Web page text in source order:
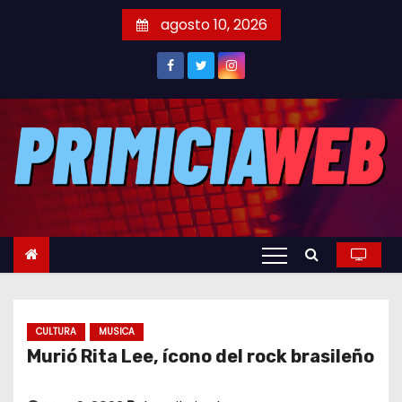
o
agosto 10, 2026
CULTURA MUSICA
Murió Rita Lee, ícono del rock brasileño